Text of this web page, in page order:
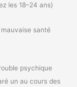
les 18–24 ans)
santé
psychique
un au cours des